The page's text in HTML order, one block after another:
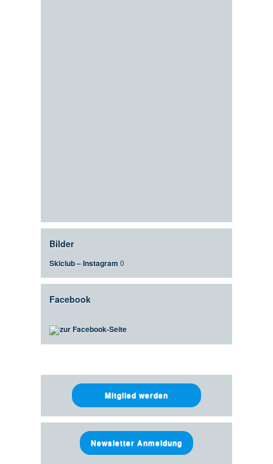
Bilder
Skiclub – Instagram 0
Facebook
zur Facebook-Seite
Mitglied werden
Newsletter Anmeldung